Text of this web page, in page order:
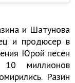
и Шатунова
и продюсер в
Юрой песен
миллионов
Разин